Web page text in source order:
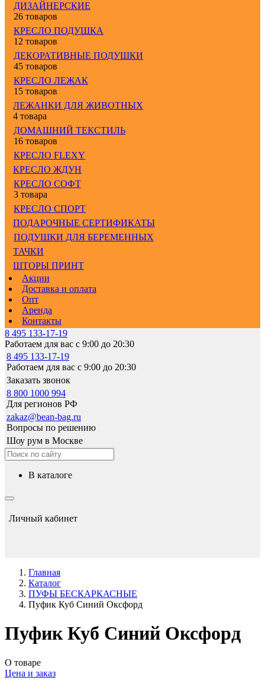
ДИЗАЙНЕРСКИЕ
26 товаров
КРЕСЛО ПОДУШКА
12 товаров
ДЕКОРАТИВНЫЕ ПОДУШКИ
45 товаров
КРЕСЛО ЛЕЖАК
15 товаров
ЛЕЖАНКИ ДЛЯ ЖИВОТНЫХ
4 товара
ДОМАШНИЙ ТЕКСТИЛЬ
16 товаров
КРЕСЛО FLEXY
КРЕСЛО ЖДУН
КРЕСЛО СОФТ
3 товара
КРЕСЛО СПОРТ
ПОДАРОЧНЫЕ СЕРТИФИКАТЫ
ПОДУШКИ ДЛЯ БЕРЕМЕННЫХ
ТАЧКИ
ШТОРЫ ПРИНТ
Акции
Доставка и оплата
Опт
Аренда
Контакты
8 495 133-17-19
Работаем для вас с 9:00 до 20:30
8 495 133-17-19
Работаем для вас с 9:00 до 20:30
Заказать звонок
8 800 1000 994
Для регионов РФ
zakaz@bean-bag.ru
Вопросы по решению
Шоу рум в Москве
в каталоге
Личный кабинет
Главная
Каталог
ПУФЫ БЕСКАРКАСНЫЕ
Пуфик Куб Синий Оксфорд
Пуфик Куб Синий Оксфорд
О товаре
Цена и заказ